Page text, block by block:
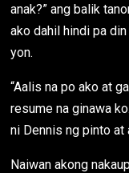
anak?” ang balik
ako dahil hindi pa
yon.
“Aalis na po ako at
resume na ginawa
ni Dennis ng pinto at
Naiwan akong